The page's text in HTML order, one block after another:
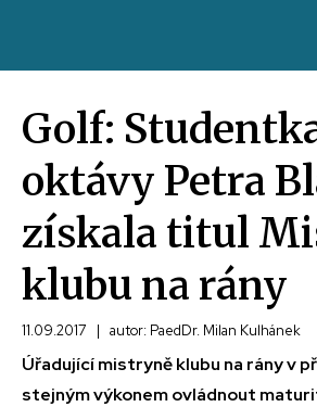
Golf:
oktávy Petra
získala titul
klubu na rány
11.09.2017 | autor: PaedDr. Milan Kulhánek
Úřadující mistryně klubu na rány v
stejným výkonem ovládnout